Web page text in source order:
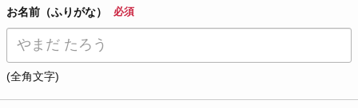
お名前（ふりがな） 必須
(全角文字)